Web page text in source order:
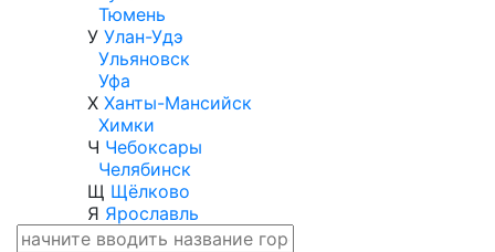
Тюмень
У Улан-Удэ
Ульяновск
Уфа
Х Ханты-Мансийск
Химки
Ч Чебоксары
Челябинск
Щ Щёлково
Я Ярославль